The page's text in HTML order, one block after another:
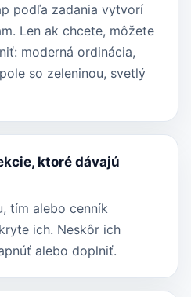
podľa zadania vytvorí
Len ak chcete, môžete
moderná ordinácia,
so zeleninou, svetlý
ktoré dávajú
tím alebo cenník
ich. Neskôr ich
alebo doplniť.